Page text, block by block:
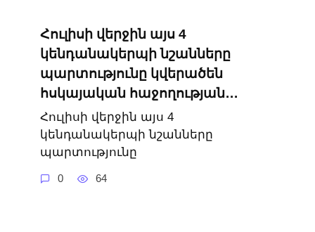
Հուլիսի վերջին այս 4
կենդանակերպի նշանները
պարտությունը կվերածեն
հսկայական հաջողության․․․
Հուլիսի վերջին այս 4
կենդանակերպի նշանները
պարտությունը
0 64